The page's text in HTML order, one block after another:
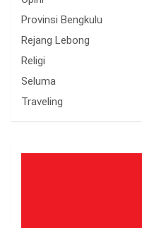
Provinsi Bengkulu
Rejang Lebong
Religi
Seluma
Traveling